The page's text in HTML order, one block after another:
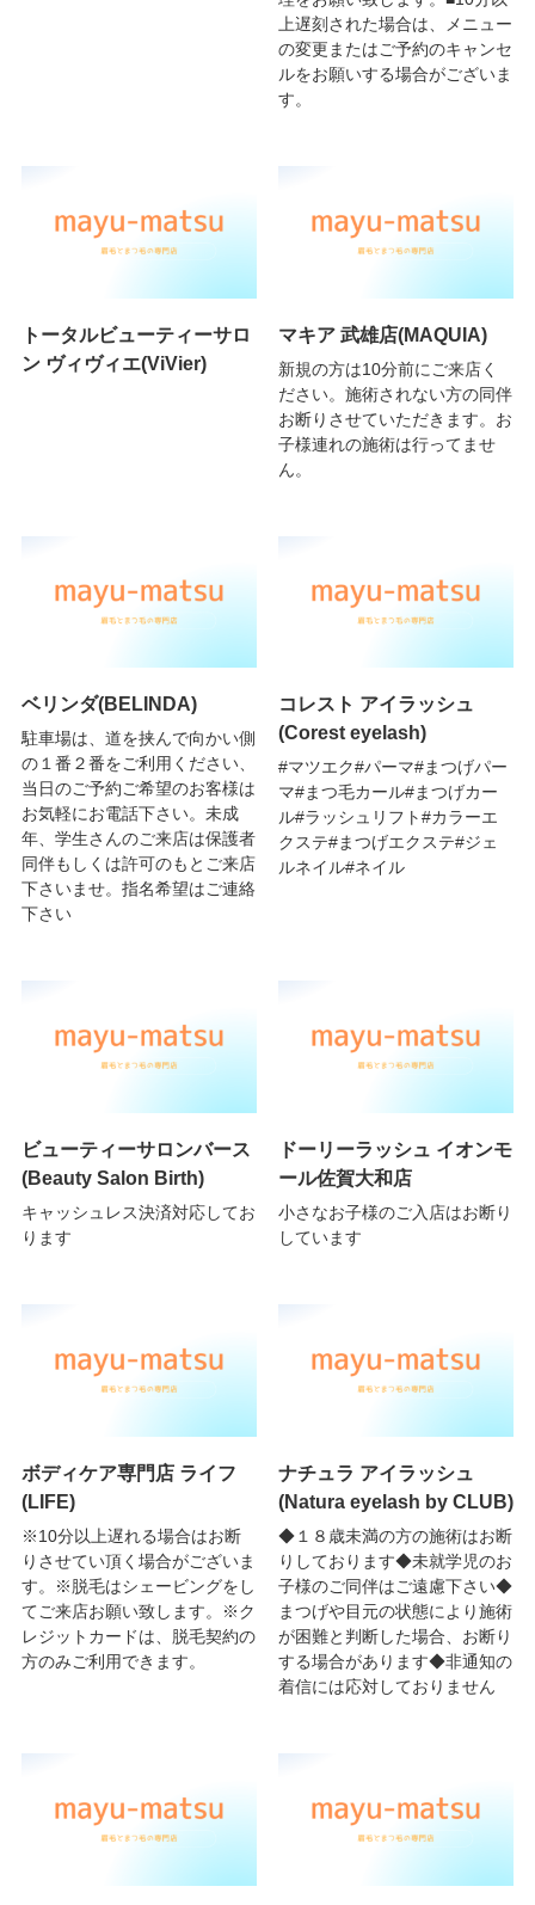
上遅刻された場合は、メニュー
の変更またはご予約のキャンセ
ルをお願いする場合がございま
す。
トータルビューティーサロ
ン ヴィヴィエ(ViVier)
マキア 武雄店(MAQUIA)
新規の方は10分前にご来店く
ださい。施術されない方の同伴
お断りさせていただきます。お
子様連れの施術は行ってませ
ん。
ベリンダ(BELINDA)
駐車場は、道を挟んで向かい側
の１番２番をご利用ください、
当日のご予約ご希望のお客様は
お気軽にお電話下さい。未成
年、学生さんのご来店は保護者
同伴もしくは許可のもとご来店
下さいませ。指名希望はご連絡
下さい
コレスト アイラッシュ
(Corest eyelash)
#マツエク#パーマ#まつげパー
マ#まつ毛カール#まつげカー
ル#ラッシュリフト#カラーエ
クステ#まつげエクステ#ジェ
ルネイル#ネイル
ビューティーサロンバース
(Beauty Salon Birth)
キャッシュレス決済対応してお
ります
ドーリーラッシュ イオンモ
ール佐賀大和店
小さなお子様のご入店はお断り
しています
ボディケア専門店 ライフ
(LIFE)
※10分以上遅れる場合はお断
りさせてい頂く場合がございま
す。※脱毛はシェービングをし
てご来店お願い致します。※ク
レジットカードは、脱毛契約の
方のみご利用できます。
ナチュラ アイラッシュ
(Natura eyelash by CLUB)
◆１８歳未満の方の施術はお断
りしております◆未就学児のお
子様のご同伴はご遠慮下さい◆
まつげや目元の状態により施術
が困難と判断した場合、お断り
する場合があります◆非通知の
着信には応対しておりません